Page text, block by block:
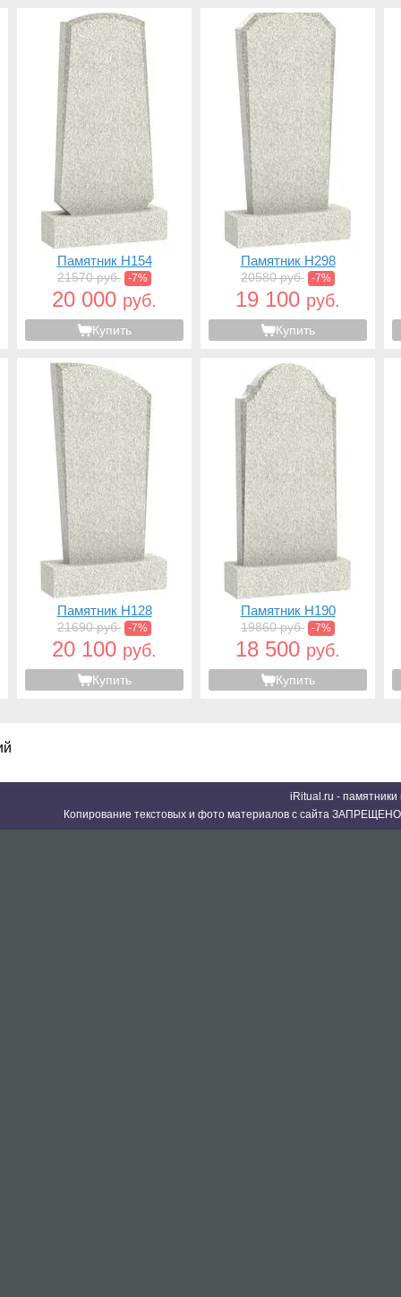
Памятник H154
21570 руб. -7%
20 000 руб.
Купить
Памятник H298
20580 руб. -7%
19 100 руб.
Купить
Памятник H128
21690 руб. -7%
20 100 руб.
Купить
Памятник H190
19860 руб. -7%
18 500 руб.
Купить
iRitual.ru -
Копирование текстовых и фото материалов с сайта